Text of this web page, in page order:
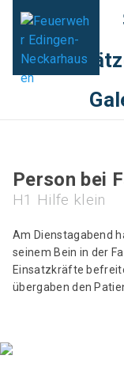
Person bei
H1 Hilfe klein
Am Dienstagabend
seinem Bein in der
Einsatzkräfte
übergaben den